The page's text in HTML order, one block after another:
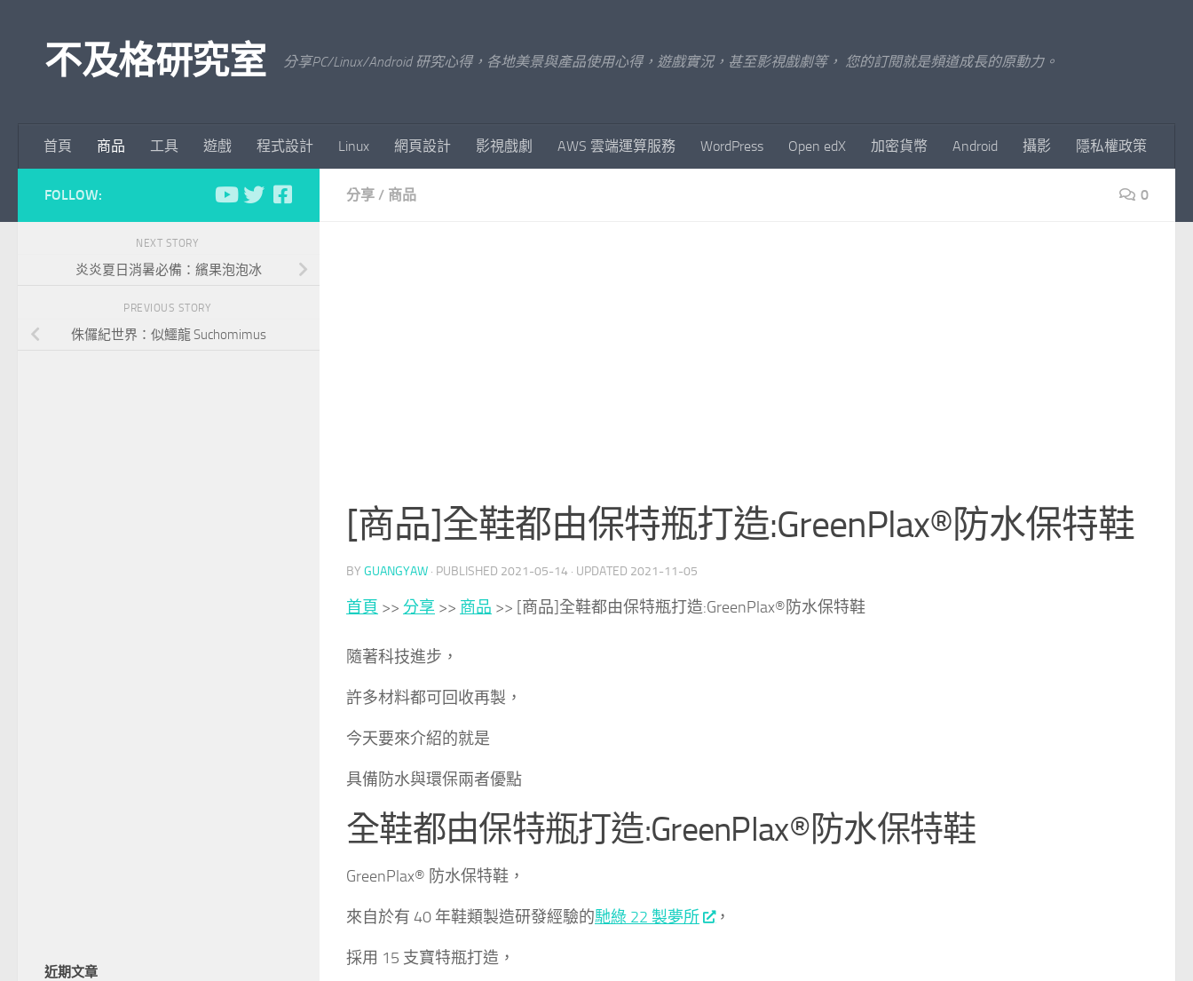
不及格研究室 分享PC/Linux/Android 研究心得，各地美景與產品使用心得，遊戲實況，甚至影視戲劇等， 您的訂閱就是頻道成長的原動力。
首頁 商品 工具 遊戲 程式設計 Linux 網頁設計 影視戲劇 AWS 雲端運算服務 WordPress Open edX 加密貨幣 Android 攝影 隱私權政策
分享 / 商品 0
[商品]全鞋都由保特瓶打造:GreenPlax®防水保特鞋
BY GUANGYAW · PUBLISHED 2021-05-14 · UPDATED 2021-11-05
首頁 >> 分享 >> 商品 >> [商品]全鞋都由保特瓶打造:GreenPlax®防水保特鞋
隨著科技進步，
許多材料都可回收再製，
今天要來介紹的就是
具備防水與環保兩者優點
全鞋都由保特瓶打造:GreenPlax®防水保特鞋
GreenPlax® 防水保特鞋，
來自於有 40 年鞋類製造研發經驗的馳綠 22 製夢所 ，
採用 15 支寶特瓶打造，
FOLLOW:
NEXT STORY
炎炎夏日消暑必備：繽果泡泡冰
PREVIOUS STORY
侏儸紀世界：似鱷龍 Suchomimus
近期文章